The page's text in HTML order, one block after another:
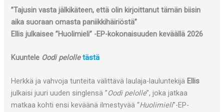
”Tajusin vasta jälkikäteen, että olin kirjoittanut tämän biisin
aika suoraan omasta paniikkihäiriöstä”
Ellis julkaisee ”Huolimieli” -EP-kokonaisuuden keväällä 2026
Kuuntele Oodi pelolletästä
Herkkä ja vahvoja tunteita välittävä laulaja-lauluntekijä Ellis
julkaisi juuri uuden singlensä ”Oodi pelolle”, joka jatkaa
matkaa kohti ensi keväänä ilmestyvää “Huolimieli”-EP-